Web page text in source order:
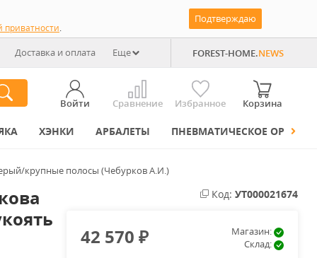
приватности.
Подтверждаю
Доставка и оплата Еще FOREST-HOME.NEWS
Войти Сравнение Избранное Корзина
ХЭНКИ АРБАЛЕТЫ ПНЕВМАТИЧЕСКОЕ ОРУЖИЕ
крупные полосы (Чебурков А.И.)
Код: УТ000021674
42 570₽
Магазин:
Склад: